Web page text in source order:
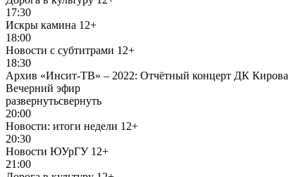
17:30
Искры камина 12+
18:00
Новости с субтитрами 12+
18:30
Архив «Инсит-ТВ» – 2022: Отчётный концерт ДК Кирова
Вечерний эфир
развернутьсвернуть
20:00
Новости: итоги недели 12+
20:30
Новости ЮУрГУ 12+
21:00